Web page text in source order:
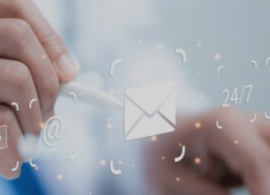
Find a doctor Find a location
Explore our
Opportunities at